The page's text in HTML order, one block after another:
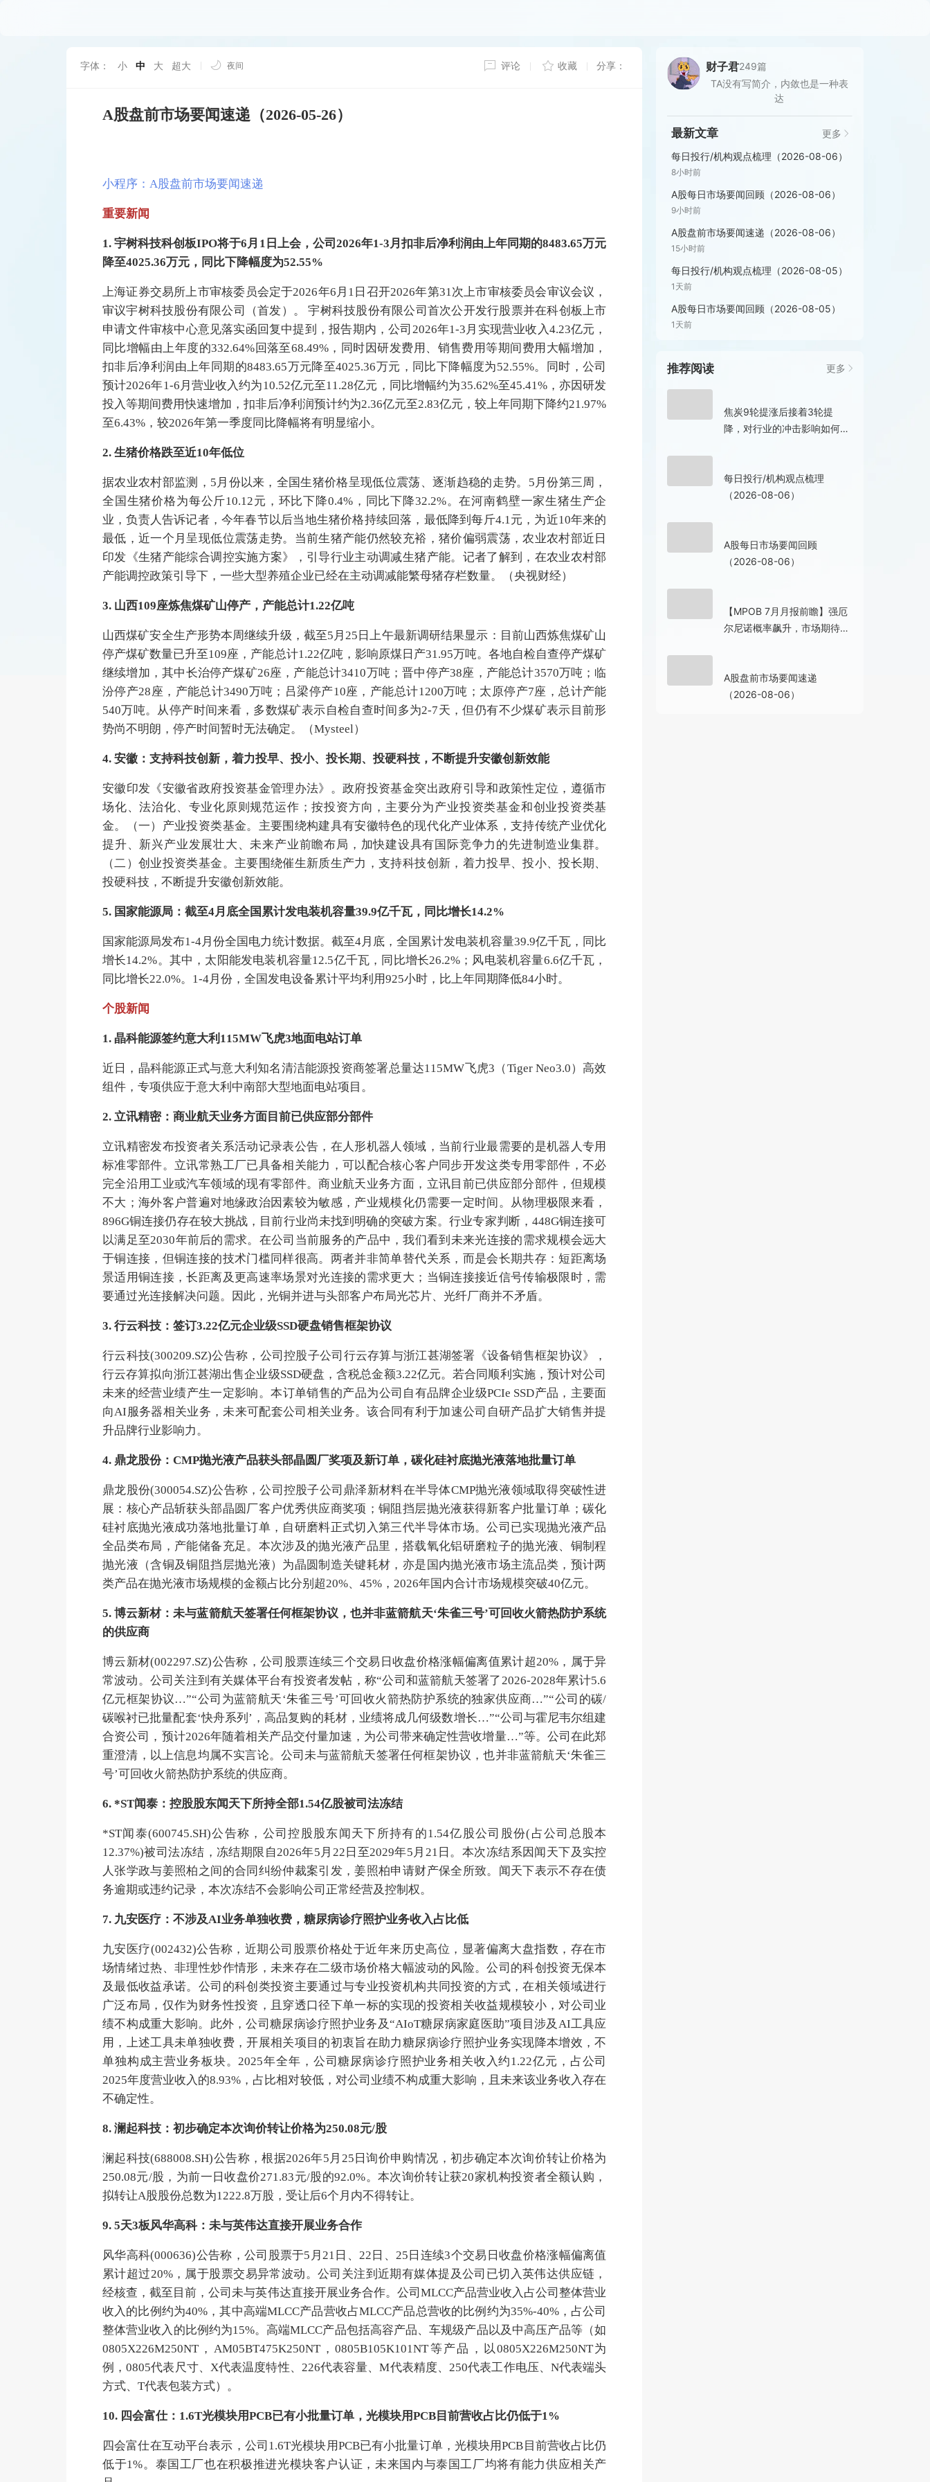
字体： 小 中 大 超大 夜间 评论 收藏 分享：
A股盘前市场要闻速递（2026-05-26）
小程序：A股盘前市场要闻速递
重要新闻
1. 宇树科技科创板IPO将于6月1日上会，公司2026年1-3月扣非后净利润由上年同期的8483.65万元
降至4025.36万元，同比下降幅度为52.55%
上海证券交易所上市审核委员会定于2026年6月1日召开2026年第31次上市审核委员会审议会议，
审议宇树科技股份有限公司（首发）。 宇树科技股份有限公司首次公开发行股票并在科创板上市
申请文件审核中心意见落实函回复中提到，报告期内，公司2026年1-3月实现营业收入4.23亿元，
同比增幅由上年度的332.64%回落至68.49%，同时因研发费用、销售费用等期间费用大幅增加，
扣非后净利润由上年同期的8483.65万元降至4025.36万元，同比下降幅度为52.55%。同时，公司
预计2026年1-6月营业收入约为10.52亿元至11.28亿元，同比增幅约为35.62%至45.41%，亦因研发
投入等期间费用快速增加，扣非后净利润预计约为2.36亿元至2.83亿元，较上年同期下降约21.97%
至6.43%，较2026年第一季度同比降幅将有明显缩小。
2. 生猪价格跌至近10年低位
据农业农村部监测，5月份以来，全国生猪价格呈现低位震荡、逐渐趋稳的走势。5月份第三周，
全国生猪价格为每公斤10.12元，环比下降0.4%，同比下降32.2%。在河南鹤壁一家生猪生产企
业，负责人告诉记者，今年春节以后当地生猪价格持续回落，最低降到每斤4.1元，为近10年来的
最低，近一个月呈现低位震荡走势。当前生猪产能仍然较充裕，猪价偏弱震荡，农业农村部近日
印发《生猪产能综合调控实施方案》，引导行业主动调减生猪产能。记者了解到，在农业农村部
产能调控政策引导下，一些大型养殖企业已经在主动调减能繁母猪存栏数量。（央视财经）
3. 山西109座炼焦煤矿山停产，产能总计1.22亿吨
山西煤矿安全生产形势本周继续升级，截至5月25日上午最新调研结果显示：目前山西炼焦煤矿山
停产煤矿数量已升至109座，产能总计1.22亿吨，影响原煤日产31.95万吨。各地自检自查停产煤矿
继续增加，其中长治停产煤矿26座，产能总计3410万吨；晋中停产38座，产能总计3570万吨；临
汾停产28座，产能总计3490万吨；吕梁停产10座，产能总计1200万吨；太原停产7座，总计产能
540万吨。从停产时间来看，多数煤矿表示自检自查时间多为2-7天，但仍有不少煤矿表示目前形
势尚不明朗，停产时间暂时无法确定。（Mysteel）
4. 安徽：支持科技创新，着力投早、投小、投长期、投硬科技，不断提升安徽创新效能
安徽印发《安徽省政府投资基金管理办法》。政府投资基金突出政府引导和政策性定位，遵循市
场化、法治化、专业化原则规范运作；按投资方向，主要分为产业投资类基金和创业投资类基
金。（一）产业投资类基金。主要围绕构建具有安徽特色的现代化产业体系，支持传统产业优化
提升、新兴产业发展壮大、未来产业前瞻布局，加快建设具有国际竞争力的先进制造业集群。
（二）创业投资类基金。主要围绕催生新质生产力，支持科技创新，着力投早、投小、投长期、
投硬科技，不断提升安徽创新效能。
5. 国家能源局：截至4月底全国累计发电装机容量39.9亿千瓦，同比增长14.2%
国家能源局发布1-4月份全国电力统计数据。截至4月底，全国累计发电装机容量39.9亿千瓦，同比
增长14.2%。其中，太阳能发电装机容量12.5亿千瓦，同比增长26.2%；风电装机容量6.6亿千瓦，
同比增长22.0%。1-4月份，全国发电设备累计平均利用925小时，比上年同期降低84小时。
个股新闻
1. 晶科能源签约意大利115MW飞虎3地面电站订单
近日，晶科能源正式与意大利知名清洁能源投资商签署总量达115MW飞虎3（Tiger Neo3.0）高效
组件，专项供应于意大利中南部大型地面电站项目。
2. 立讯精密：商业航天业务方面目前已供应部分部件
立讯精密发布投资者关系活动记录表公告，在人形机器人领域，当前行业最需要的是机器人专用
标准零部件。立讯常熟工厂已具备相关能力，可以配合核心客户同步开发这类专用零部件，不必
完全沿用工业或汽车领域的现有零部件。商业航天业务方面，立讯目前已供应部分部件，但规模
不大；海外客户普遍对地缘政治因素较为敏感，产业规模化仍需要一定时间。从物理极限来看，
896G铜连接仍存在较大挑战，目前行业尚未找到明确的突破方案。行业专家判断，448G铜连接可
以满足至2030年前后的需求。在公司当前服务的产品中，我们看到未来光连接的需求规模会远大
于铜连接，但铜连接的技术门槛同样很高。两者并非简单替代关系，而是会长期共存：短距离场
景适用铜连接，长距离及更高速率场景对光连接的需求更大；当铜连接接近信号传输极限时，需
要通过光连接解决问题。因此，光铜并进与头部客户布局光芯片、光纤厂商并不矛盾。
3. 行云科技：签订3.22亿元企业级SSD硬盘销售框架协议
行云科技(300209.SZ)公告称，公司控股子公司行云存算与浙江甚湖签署《设备销售框架协议》，
行云存算拟向浙江甚湖出售企业级SSD硬盘，含税总金额3.22亿元。若合同顺利实施，预计对公司
未来的经营业绩产生一定影响。本订单销售的产品为公司自有品牌企业级PCIe SSD产品，主要面
向AI服务器相关业务，未来可配套公司相关业务。该合同有利于加速公司自研产品扩大销售并提
升品牌行业影响力。
4. 鼎龙股份：CMP抛光液产品获头部晶圆厂奖项及新订单，碳化硅衬底抛光液落地批量订单
鼎龙股份(300054.SZ)公告称，公司控股子公司鼎泽新材料在半导体CMP抛光液领域取得突破性进
展：核心产品斩获头部晶圆厂客户优秀供应商奖项；铜阻挡层抛光液获得新客户批量订单；碳化
硅衬底抛光液成功落地批量订单，自研磨料正式切入第三代半导体市场。公司已实现抛光液产品
全品类布局，产能储备充足。本次涉及的抛光液产品里，搭载氧化铝研磨粒子的抛光液、铜制程
抛光液（含铜及铜阻挡层抛光液）为晶圆制造关键耗材，亦是国内抛光液市场主流品类，预计两
类产品在抛光液市场规模的金额占比分别超20%、45%，2026年国内合计市场规模突破40亿元。
5. 博云新材：未与蓝箭航天签署任何框架协议，也并非蓝箭航天‘朱雀三号’可回收火箭热防护系统
的供应商
博云新材(002297.SZ)公告称，公司股票连续三个交易日收盘价格涨幅偏离值累计超20%，属于异
常波动。公司关注到有关媒体平台有投资者发帖，称“公司和蓝箭航天签署了2026-2028年累计5.6
亿元框架协议…”“公司为蓝箭航天‘朱雀三号’可回收火箭热防护系统的独家供应商…”“公司的碳/
碳喉衬已批量配套‘快舟系列’，高品复购的耗材，业绩将成几何级数增长…”“公司与霍尼韦尔组建
合资公司，预计2026年随着相关产品交付量加速，为公司带来确定性营收增量…”等。公司在此郑
重澄清，以上信息均属不实言论。公司未与蓝箭航天签署任何框架协议，也并非蓝箭航天‘朱雀三
号’可回收火箭热防护系统的供应商。
6. *ST闻泰：控股股东闻天下所持全部1.54亿股被司法冻结
*ST闻泰(600745.SH)公告称，公司控股股东闻天下所持有的1.54亿股公司股份(占公司总股本
12.37%)被司法冻结，冻结期限自2026年5月22日至2029年5月21日。本次冻结系因闻天下及实控
人张学政与姜照柏之间的合同纠纷仲裁案引发，姜照柏申请财产保全所致。闻天下表示不存在债
务逾期或违约记录，本次冻结不会影响公司正常经营及控制权。
7. 九安医疗：不涉及AI业务单独收费，糖尿病诊疗照护业务收入占比低
九安医疗(002432)公告称，近期公司股票价格处于近年来历史高位，显著偏离大盘指数，存在市
场情绪过热、非理性炒作情形，未来存在二级市场价格大幅波动的风险。公司的科创投资无保本
及最低收益承诺。公司的科创类投资主要通过与专业投资机构共同投资的方式，在相关领域进行
广泛布局，仅作为财务性投资，且穿透口径下单一标的实现的投资相关收益规模较小，对公司业
绩不构成重大影响。此外，公司糖尿病诊疗照护业务及“AIoT糖尿病家庭医助”项目涉及AI工具应
用，上述工具未单独收费，开展相关项目的初衷旨在助力糖尿病诊疗照护业务实现降本增效，不
单独构成主营业务板块。2025年全年，公司糖尿病诊疗照护业务相关收入约1.22亿元，占公司
2025年度营业收入的8.93%，占比相对较低，对公司业绩不构成重大影响，且未来该业务收入存在
不确定性。
8. 澜起科技：初步确定本次询价转让价格为250.08元/股
澜起科技(688008.SH)公告称，根据2026年5月25日询价申购情况，初步确定本次询价转让价格为
250.08元/股，为前一日收盘价271.83元/股的92.0%。本次询价转让获20家机构投资者全额认购，
拟转让A股股份总数为1222.8万股，受让后6个月内不得转让。
9. 5天3板风华高科：未与英伟达直接开展业务合作
风华高科(000636)公告称，公司股票于5月21日、22日、25日连续3个交易日收盘价格涨幅偏离值
累计超过20%，属于股票交易异常波动。公司关注到近期有媒体提及公司已切入英伟达供应链，
经核查，截至目前，公司未与英伟达直接开展业务合作。公司MLCC产品营业收入占公司整体营业
收入的比例约为40%，其中高端MLCC产品营收占MLCC产品总营收的比例约为35%-40%，占公司
整体营业收入的比例约为15%。高端MLCC产品包括高容产品、车规级产品以及中高压产品等（如
0805X226M250NT，AM05BT475K250NT，0805B105K101NT等产品，以0805X226M250NT为
例，0805代表尺寸、X代表温度特性、226代表容量、M代表精度、250代表工作电压、N代表端头
方式、T代表包装方式）。
10. 四会富仕：1.6T光模块用PCB已有小批量订单，光模块用PCB目前营收占比仍低于1%
四会富仕在互动平台表示，公司1.6T光模块用PCB已有小批量订单，光模块用PCB目前营收占比仍
低于1%。泰国工厂也在积极推进光模块客户认证，未来国内与泰国工厂均将有能力供应相关产
财子君249篇
TA没有写简介，内敛也是一种表
达
最新文章
更多
每日投行/机构观点梳理（2026-08-06）
8小时前
A股每日市场要闻回顾（2026-08-06）
9小时前
A股盘前市场要闻速递（2026-08-06）
15小时前
每日投行/机构观点梳理（2026-08-05）
1天前
A股每日市场要闻回顾（2026-08-05）
1天前
推荐阅读 更多
焦炭9轮提涨后接着3轮提
降，对行业的冲击影响如何？
每日投行/机构观点梳理
（2026-08-06）
A股每日市场要闻回顾
（2026-08-06）
【MPOB 7月月报前瞻】强厄
尔尼诺概率飙升，市场期待
A股盘前市场要闻速递
（2026-08-06）